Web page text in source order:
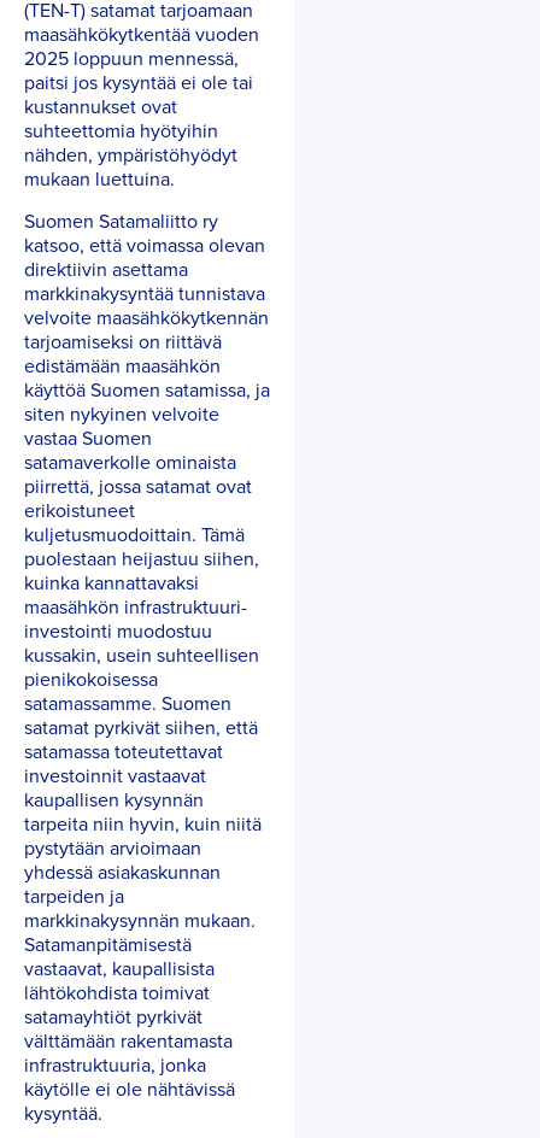
(TEN-T) satamat tarjoamaan
maasähkökytkentää vuoden
2025 loppuun mennessä,
paitsi jos kysyntää ei ole tai
kustannukset ovat
suhteettomia hyötyihin
nähden, ympäristöhyödyt
mukaan luettuina.
Suomen Satamaliitto ry
katsoo, että voimassa olevan
direktiivin asettama
markkinakysyntää tunnistava
velvoite maasähkökytkennän
tarjoamiseksi on riittävä
edistämään maasähkön
käyttöä Suomen satamissa, ja
siten nykyinen velvoite
vastaa Suomen
satamaverkolle ominaista
piirrettä, jossa satamat ovat
erikoistuneet
kuljetusmuodoittain. Tämä
puolestaan heijastuu siihen,
kuinka kannattavaksi
maasähkön infrastruktuuri-
investointi muodostuu
kussakin, usein suhteellisen
pienikokoisessa
satamassamme. Suomen
satamat pyrkivät siihen, että
satamassa toteutettavat
investoinnit vastaavat
kaupallisen kysynnän
tarpeita niin hyvin, kuin niitä
pystytään arvioimaan
yhdessä asiakaskunnan
tarpeiden ja
markkinakysynnän mukaan.
Satamanpitämisestä
vastaavat, kaupallisista
lähtökohdista toimivat
satamayhtiöt pyrkivät
välttämään rakentamasta
infrastruktuuria, jonka
käytölle ei ole nähtävissä
kysyntää.